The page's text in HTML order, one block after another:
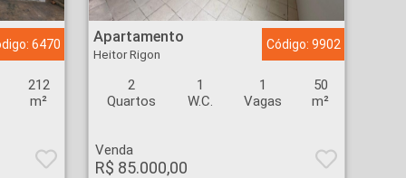
6470
212
m²
Apartamento - Heitor Rigon - Ribeirão Preto
Apartamento
Heitor Rigon
Código: 9902
2
Quartos
1
W.C.
1
Vagas
50
m²
Venda
R$ 85.000,00